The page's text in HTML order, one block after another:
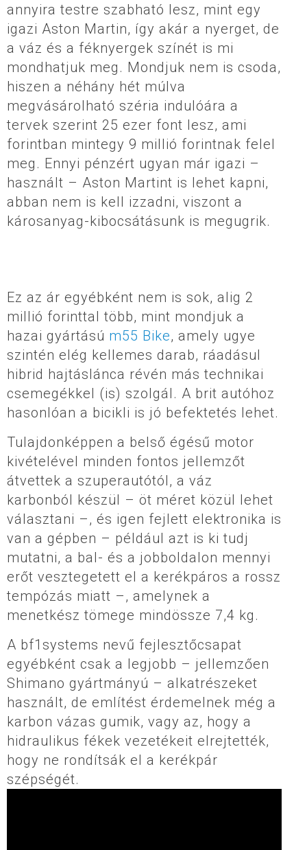
annyira testre szabható lesz, mint egy
igazi Aston Martin, így akár a nyerget, de
a váz és a féknyergek színét is mi
mondhatjuk meg. Mondjuk nem is csoda,
hiszen a néhány hét múlva
megvásárolható széria indulóára a
tervek szerint 25 ezer font lesz, ami
forintban mintegy 9 millió forintnak felel
meg. Ennyi pénzért ugyan már igazi –
használt – Aston Martint is lehet kapni,
abban nem is kell izzadni, viszont a
károsanyag-kibocsátásunk is megugrik.
Ez az ár egyébként nem is sok, alig 2
millió forinttal több, mint mondjuk a
hazai gyártású m55 Bike, amely ugye
szintén elég kellemes darab, ráadásul
hibrid hajtáslánca révén más technikai
csemegékkel (is) szolgál. A brit autóhoz
hasonlóan a bicikli is jó befektetés lehet.
Tulajdonképpen a belső égésű motor
kivételével minden fontos jellemzőt
átvettek a szuperautótól, a váz
karbonból készül – öt méret közül lehet
választani –, és igen fejlett elektronika is
van a gépben – például azt is ki tudj
mutatni, a bal- és a jobboldalon mennyi
erőt vesztegetett el a kerékpáros a rossz
tempózás miatt –, amelynek a
menetkész tömege mindössze 7,4 kg.
A bf1systems nevű fejlesztőcsapat
egyébként csak a legjobb – jellemzően
Shimano gyártmányú – alkatrészeket
használt, de említést érdemelnek még a
karbon vázas gumik, vagy az, hogy a
hidraulikus fékek vezetékeit elrejtették,
hogy ne rondítsák el a kerékpár
szépségét.